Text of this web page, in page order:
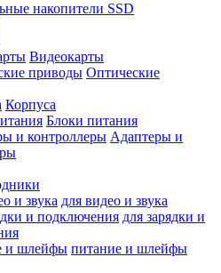
накопители SSD
Видеокарты
Оптические
Корпуса
Блоки питания
Адаптеры и
для видео и звука
для зарядки и
питание и шлейфы